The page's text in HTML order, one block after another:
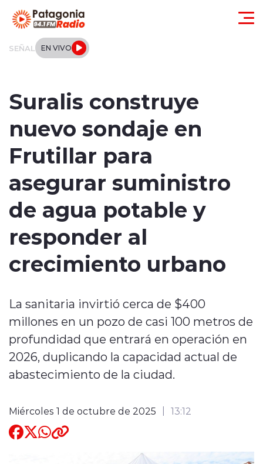
SEÑAL EN VIVO
Local
Entrevistas
modo claro
Suralis construye
nuevo sondaje en
Frutillar para
asegurar suministro
de agua potable y
responder al
crecimiento urbano
La sanitaria invirtió cerca de $400
millones en un pozo de casi 100 metros de
profundidad que entrará en operación en
2026, duplicando la capacidad actual de
abastecimiento de la ciudad.
Miércoles 1 de octubre de 2025 13:12